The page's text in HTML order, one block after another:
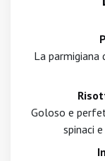
La parmigiana
Goloso e
spinaci